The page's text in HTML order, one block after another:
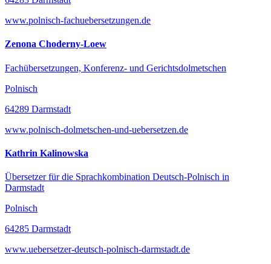
www.polnisch-fachuebersetzungen.de
Zenona Choderny-Loew
Fachübersetzungen, Konferenz- und Gerichtsdolmetschen
Polnisch
64289 Darmstadt
www.polnisch-dolmetschen-und-uebersetzen.de
Kathrin Kalinowska
Übersetzer für die Sprachkombination Deutsch-Polnisch in
Darmstadt
Polnisch
64285 Darmstadt
www.uebersetzer-deutsch-polnisch-darmstadt.de